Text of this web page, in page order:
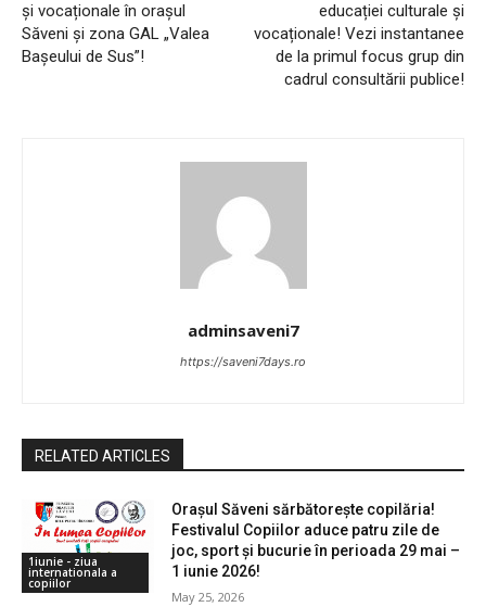
și vocaționale în orașul
Săveni și zona GAL „Valea
Bașeului de Sus”!
educației culturale și
vocaționale! Vezi instantanee
de la primul focus grup din
cadrul consultării publice!
adminsaveni7
https://saveni7days.ro
RELATED ARTICLES
1iunie - ziua
internationala a
copiilor
Orașul Săveni sărbătorește copilăria!
Festivalul Copiilor aduce patru zile de
joc, sport și bucurie în perioada 29 mai –
1 iunie 2026!
May 25, 2026